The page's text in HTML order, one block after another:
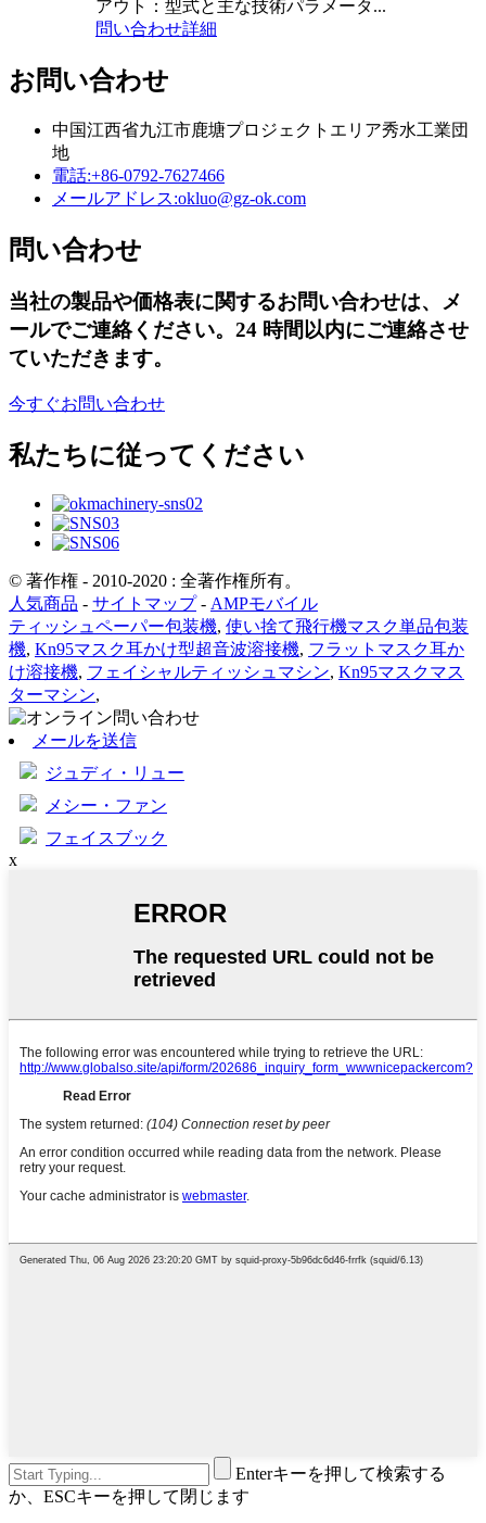
アウト：型式と主な技術パラメータ...
問い合わせ詳細
お問い合わせ
中国江西省九江市鹿塘プロジェクトエリア秀水工業団
地
電話:+86-0792-7627466
メールアドレス:okluo@gz-ok.com
問い合わせ
当社の製品や価格表に関するお問い合わせは、メ
ールでご連絡ください。24 時間以内にご連絡させ
ていただきます。
今すぐお問い合わせ
私たちに従ってください
© 著作権 - 2010-2020 : 全著作権所有。
人気商品 - サイトマップ- AMPモバイル
ティッシュペーパー包装機, 使い捨て飛行機マスク単品包装
機, Kn95マスク耳かけ型超音波溶接機, フラットマスク耳か
け溶接機, フェイシャルティッシュマシン, Kn95マスクマス
ターマシン,
メールを送信
ジュディ・リュー
メシー・フ​​ァン
フェイスブック
x
Enterキーを押して検索する
か、ESCキーを押して閉じます